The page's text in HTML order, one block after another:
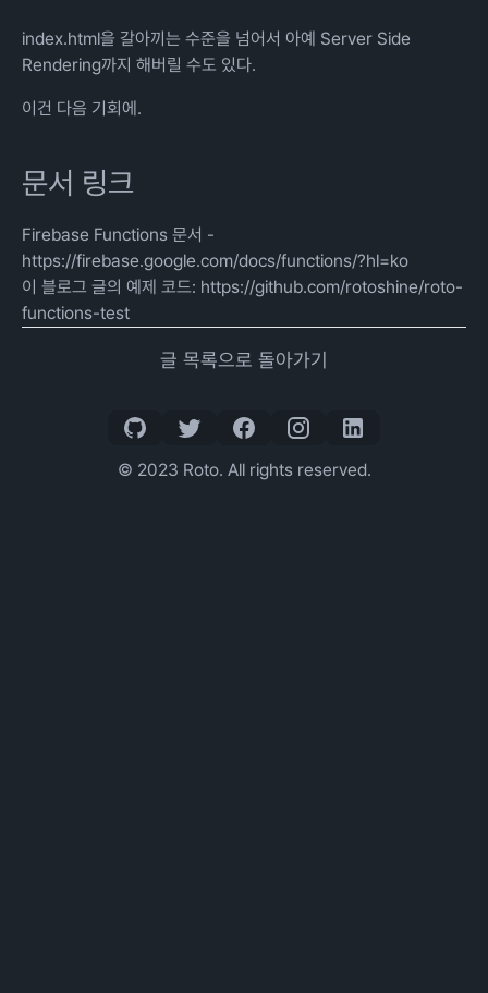
index.html을 갈아끼는 수준을 넘어서 아예 Server Side
Rendering까지 해버릴 수도 있다.
이건 다음 기회에.
문서 링크
Firebase Functions 문서 -
https://firebase.google.com/docs/functions/?hl=ko
이 블로그 글의 예제 코드: https://github.com/rotoshine/roto-
functions-test
글 목록으로 돌아가기
© 2023 Roto. All rights reserved.